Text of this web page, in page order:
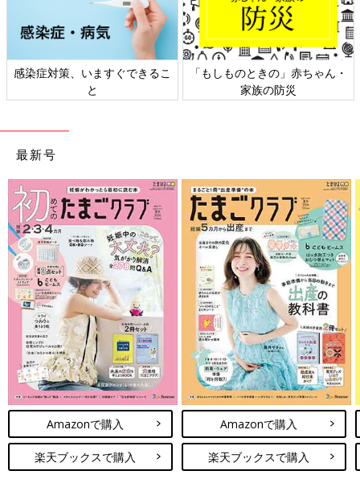
感染症対策、いますぐできるこ
と
「もしものときの」赤ちゃん・
家族の防災
最新号
Amazonで購入
楽天ブックスで購入
Amazonで購入
楽天ブックスで購入